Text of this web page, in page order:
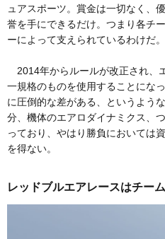
ュアスポーツ。賞金は一切なく、
誉を手にできるだけ。つまり各チ
ーによって支えられているわけだ。
2014年からルールが改正され、
一規格のものを使用することにな
に圧倒的な差がある、というよう
分、機体のエアロダイナミクス、
っており、やはり勝負においては
を得ない。
レッドブルエアレースはチー